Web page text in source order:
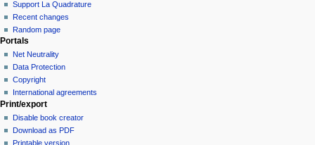
Support La Quadrature
Recent changes
Random page
Portals
Net Neutrality
Data Protection
Copyright
International agreements
Print/export
Disable book creator
Download as PDF
Printable version